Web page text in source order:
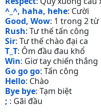
^_^, haha, hehe: Cười
Good, Wow: 1 trong 2
Rush: Tư thế tấn công
Sir: Tư thế chào đại ca
T_T: Ôm đầu đau khổ
Win: Giơ tay chiến thắng
Go go go: Tấn công
Hello: Chào
Bye bye: Tạm biệt
; : Gãi đầu